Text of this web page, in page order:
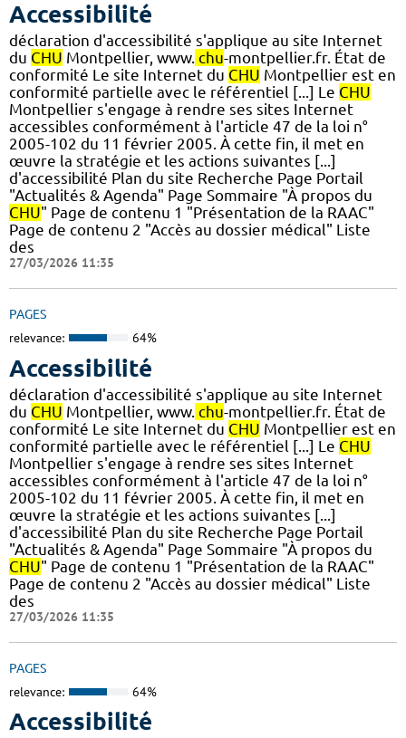
Accessibilité
déclaration d'accessibilité s'applique au site Internet
du CHU Montpellier, www. chu-montpellier.fr. État de
conformité Le site Internet du CHU Montpellier est en
conformité partielle avec le référentiel [...] Le CHU
Montpellier s'engage à rendre ses sites Internet
accessibles conformément à l'article 47 de la loi n°
2005-102 du 11 février 2005. À cette fin, il met en
œuvre la stratégie et les actions suivantes [...]
d'accessibilité Plan du site Recherche Page Portail
"Actualités & Agenda" Page Sommaire "À propos du
CHU" Page de contenu 1 "Présentation de la RAAC"
Page de contenu 2 "Accès au dossier médical" Liste
des
27/03/2026 11:35
PAGES
relevance: 64%
Accessibilité
déclaration d'accessibilité s'applique au site Internet
du CHU Montpellier, www. chu-montpellier.fr. État de
conformité Le site Internet du CHU Montpellier est en
conformité partielle avec le référentiel [...] Le CHU
Montpellier s'engage à rendre ses sites Internet
accessibles conformément à l'article 47 de la loi n°
2005-102 du 11 février 2005. À cette fin, il met en
œuvre la stratégie et les actions suivantes [...]
d'accessibilité Plan du site Recherche Page Portail
"Actualités & Agenda" Page Sommaire "À propos du
CHU" Page de contenu 1 "Présentation de la RAAC"
Page de contenu 2 "Accès au dossier médical" Liste
des
27/03/2026 11:35
PAGES
relevance: 64%
Accessibilité